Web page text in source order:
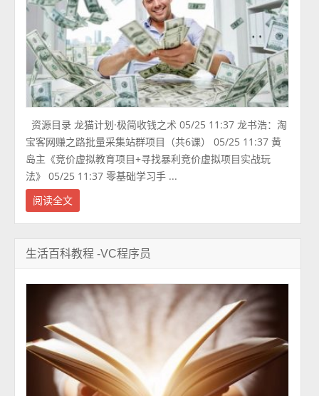
资源目录 龙猫计划·极简收钱之术 05/25 11:37 龙书浩：淘
宝客网赚之路批量采集站群项目（共6课） 05/25 11:37 黄
岛主《竞价虚拟教育项目+寻找暴利竞价虚拟项目实战玩
法》 05/25 11:37 零基础学习手 ...
阅读全文
生活百科教程 -VC程序员